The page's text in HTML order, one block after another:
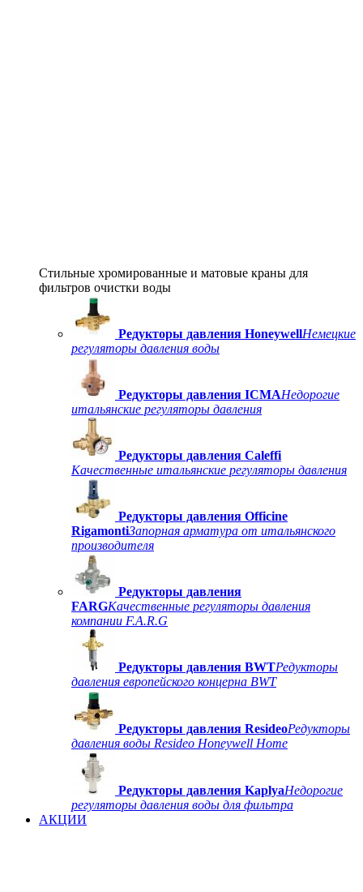
Стильные хромированные и матовые краны для
фильтров очистки воды
Редукторы давления HoneywellНемецкие
регуляторы давления воды
Редукторы давления ICMAНедорогие
итальянские регуляторы давления
Редукторы давления Caleffi
Качественные итальянские регуляторы давления
Редукторы давления Officine
RigamontiЗапорная арматура от итальянского
производителя
Редукторы давления
FARGКачественные регуляторы давления
компании F.A.R.G
Редукторы давления BWTРедукторы
давления европейского концерна BWT
Редукторы давления ResideoРедукторы
давления воды Resideo Honeywell Home
Редукторы давления KaplyaНедорогие
регуляторы давления воды для фильтра
АКЦИИ